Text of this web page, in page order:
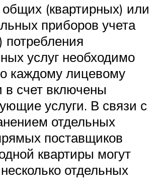
(квартирных) или
приборов учета
потребления
услуг необходимо
каждому лицевому
в счет включены
услуги. В связи с
отдельных
поставщиков
квартиры могут
отдельных